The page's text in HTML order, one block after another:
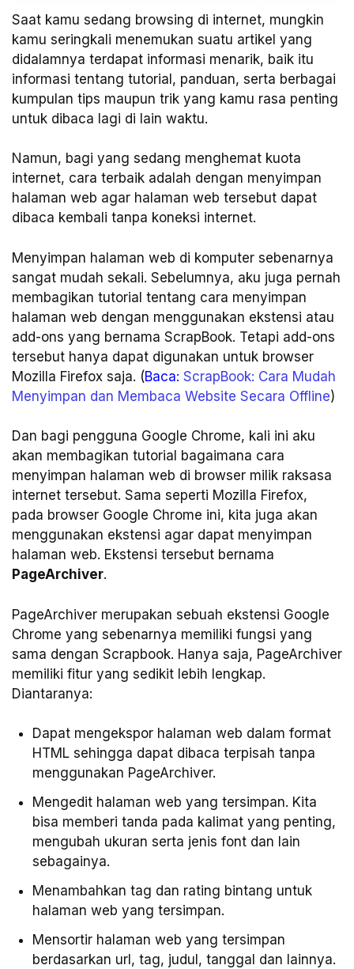
Saat kamu sedang browsing di internet, mungkin
kamu seringkali menemukan suatu artikel yang
didalamnya terdapat informasi menarik, baik itu
informasi tentang tutorial, panduan, serta berbagai
kumpulan tips maupun trik yang kamu rasa penting
untuk dibaca lagi di lain waktu.
Namun, bagi yang sedang menghemat kuota
internet, cara terbaik adalah dengan menyimpan
halaman web agar halaman web tersebut dapat
dibaca kembali tanpa koneksi internet.
Menyimpan halaman web di komputer sebenarnya
sangat mudah sekali. Sebelumnya, aku juga pernah
membagikan tutorial tentang cara menyimpan
halaman web dengan menggunakan ekstensi atau
add-ons yang bernama ScrapBook. Tetapi add-ons
tersebut hanya dapat digunakan untuk browser
Mozilla Firefox saja. (Baca: ScrapBook: Cara Mudah
Menyimpan dan Membaca Website Secara Offline)
Dan bagi pengguna Google Chrome, kali ini aku
akan membagikan tutorial bagaimana cara
menyimpan halaman web di browser milik raksasa
internet tersebut. Sama seperti Mozilla Firefox,
pada browser Google Chrome ini, kita juga akan
menggunakan ekstensi agar dapat menyimpan
halaman web. Ekstensi tersebut bernama
PageArchiver.
PageArchiver merupakan sebuah ekstensi Google
Chrome yang sebenarnya memiliki fungsi yang
sama dengan Scrapbook. Hanya saja, PageArchiver
memiliki fitur yang sedikit lebih lengkap.
Diantaranya:
Dapat mengekspor halaman web dalam format
HTML sehingga dapat dibaca terpisah tanpa
menggunakan PageArchiver.
Mengedit halaman web yang tersimpan. Kita
bisa memberi tanda pada kalimat yang penting,
mengubah ukuran serta jenis font dan lain
sebagainya.
Menambahkan tag dan rating bintang untuk
halaman web yang tersimpan.
Mensortir halaman web yang tersimpan
berdasarkan url, tag, judul, tanggal dan lainnya.